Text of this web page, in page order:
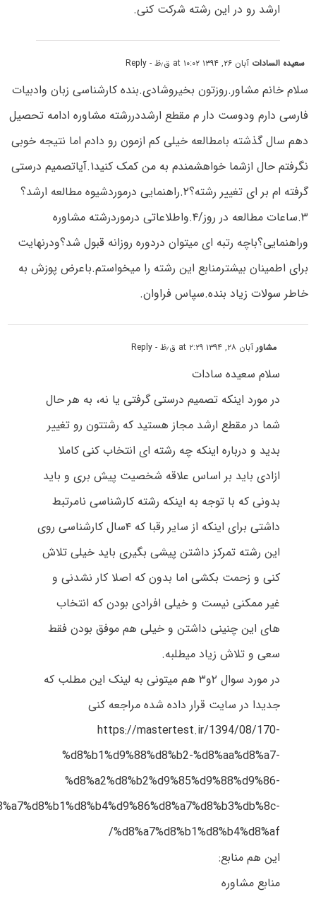
ارشد رو در این رشته شرکت کنی.
سعیده السادات آبان ۲۶, ۱۳۹۴ at ۱۰:۰۲ ق٫ظ - Reply
سلام خانم مشاور.روزتون بخیروشادی.بنده کارشناسی زبان وادبیات
فارسی دارم ودوست دار م مقطع ارشددررشته مشاوره ادامه تحصیل
دهم سال گذشته بامطالعه خیلی کم ازمون رو دادم اما نتیجه خوبی
نگرفتم حال ازشما خواهشمندم به من کمک کنید۱.آیاتصمیم درستی
گرفته ام بر ای تغییر رشته؟۲.راهنمایی درموردشیوه مطالعه ارشد؟
۳.ساعات مطالعه در روز/۴.واطلاعاتی درموردرشته مشاوره
وراهنمایی؟باچه رتبه ای میتوان دردوره روزانه قبول شد؟ودرنهایت
برای اطمینان بیشترمنابع این رشته را میخواستم.باعرض پوزش به
خاطر سولات زیاد بنده.سپاس فراوان.
مشاورآبان ۲۸, ۱۳۹۴ at ۲:۲۹ ق٫ظ - Reply
سلام سعیده سادات
در مورد اینکه تصمیم درستی گرفتی یا نه، به هر حال
شما در مقطع ارشد مجاز هستید که رشتتون رو تغییر
بدید و درباره اینکه چه رشته ای انتخاب کنی کاملا
ازادی باید بر اساس علاقه شخصیت پیش بری و باید
بدونی که با توجه به اینکه رشته کارشناسی نامرتبط
داشتی برای اینکه از سایر رقبا که ۴سال کارشناسی روی
این رشته تمرکز داشتن پیشی بگیری باید خیلی تلاش
کنی و زحمت بکشی اما بدون که اصلا کار نشدنی و
غیر ممکنی نیست و خیلی افرادی بودن که انتخاب
های این چنینی داشتن و خیلی هم موفق بودن فقط
سعی و تلاش زیاد میطلبه.
در مورد سوال ۲و۳ هم میتونی به لینک این مطلب که
جدیدا در سایت قرار داده شده مراجعه کنی
https://mastertest.ir/1394/08/170-
%d8%b1%d9%88%d8%b2-%d8%aa%d8%a7-
%d8%a2%d8%b2%d9%85%d9%88%d9%86-
%d8%a7%d8%b1%d8%b4%d8%af/
این هم منابع:
منابع مشاوره